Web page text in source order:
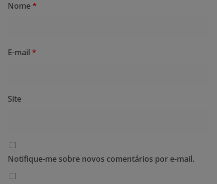
Nome*
E-mail *
Site
Notifique-me sobre novos comentários por e-mail.